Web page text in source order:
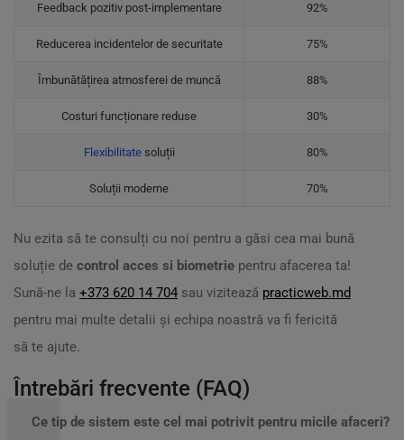
Feedback pozitiv post-implementare 92%
Reducerea incidentelor de securitate 75%
Îmbunătățirea atmosferei de muncă 88%
Costuri funcționare reduse 30%
Flexibilitatesoluții 80%
Soluții moderne 70%
Nu ezita să te consulți cu noi pentru a găsi cea mai bună
soluție de control acces si biometrie pentru afacerea ta!
Sună-ne la +373 620 14 704 sau vizitează practicweb.md
pentru mai multe detalii și echipa noastră va fi fericită
să te ajute.
Întrebări frecvente (FAQ)
Ce tip de sistem este cel mai potrivit pentru micile afaceri?